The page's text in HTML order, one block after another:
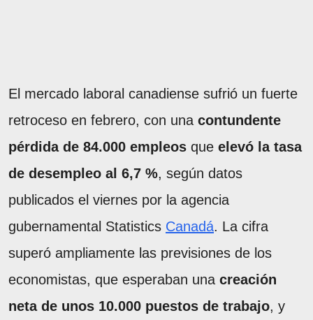
El mercado laboral canadiense sufrió un fuerte
retroceso en febrero, con una contundente
pérdida de 84.000 empleos que elevó la tasa
de desempleo al 6,7 %, según datos
publicados el viernes por la agencia
gubernamental Statistics Canadá. La cifra
superó ampliamente las previsiones de los
economistas, que esperaban una creación
neta de unos 10.000 puestos de trabajo, y